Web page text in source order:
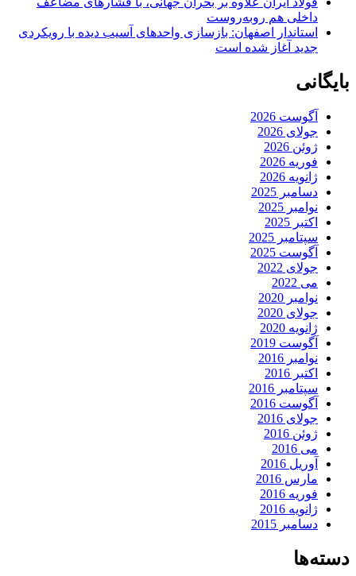
داخلی هم روبه‌روست
استاندار اصفهان: بازسازی واحدهای آسیب دیده با رویکردی
جدید آغاز شده است
بایگانی
آگوست 2026
جولای 2026
ژوئن 2026
فوریه 2026
ژانویه 2026
دسامبر 2025
نوامبر 2025
اکتبر 2025
سپتامبر 2025
آگوست 2025
جولای 2022
می 2022
نوامبر 2020
جولای 2020
ژانویه 2020
آگوست 2019
نوامبر 2016
اکتبر 2016
سپتامبر 2016
آگوست 2016
جولای 2016
ژوئن 2016
می 2016
آوریل 2016
مارس 2016
فوریه 2016
ژانویه 2016
دسامبر 2015
دسته‌ها